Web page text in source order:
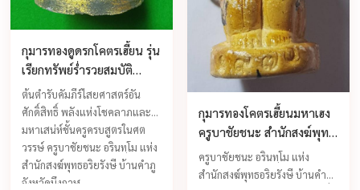
กุมารทองดูดรกโคตรเฮี้ยน รุ่น
เรียกทรัพย์ร่ำรวยสมบัติ
ครูบาชัยชนะ ปี 2557
ต้นตำรับคัมภีร์ไสยศาสตร์อัน
ศักดิ์สิทธิ์ พลังแห่งโชคลาภและ
มหาเสน่ห์ชั้นครูครบสูตรในศต
วรรษ์ ครูบาชัยชนะ อรินทฺโม แห่ง
สำนักสงฆ์พุทธอริยรังษี บ้านคำภู
จังหวัดบึงกาฬ ...
กุมารทองโคตรเฮี้ยนมหาเฮง
ครูบาชัยชนะ สำนักสงฆ์พุทธ
อริยรังสี บ้านคำภู จ.บึงกาฬ
ครูบาชัยชนะ อรินทฺโม แห่ง
สำนักสงฆ์พุทธอริยรังษี บ้านคำภู